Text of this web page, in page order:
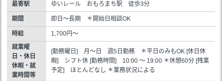
最寄駅 ゆいレール おもろまち駅 徒歩3分
期間 即日～長期 ＊開始日相談OK
時給
1,700円～
就業曜
日・休日
休暇・就
業時間等
[勤務曜日] 月～日 週5日勤務 ＊平日のみもOK [休日休
暇] シフト休 [勤務時間] 10:00 ～ 19:00 ＊休憩60分 [残業
予定] ほとんどなし ＊業務状況による